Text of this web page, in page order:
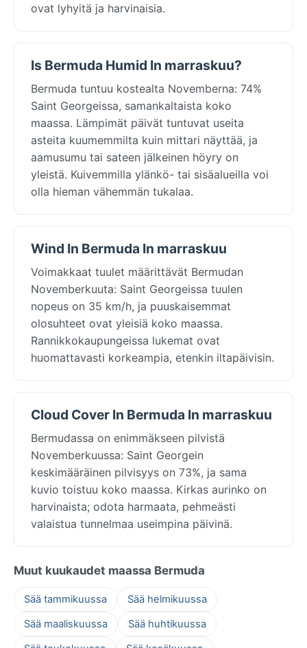
ovat lyhyitä ja harvinaisia.
Is Bermuda Humid In marraskuu?
Bermuda tuntuu kostealta Novemberna: 74%
Saint Georgeissa, samankaltaista koko
maassa. Lämpimät päivät tuntuvat useita
asteita kuumemmilta kuin mittari näyttää, ja
aamusumu tai sateen jälkeinen höyry on
yleistä. Kuivemmilla ylänkö- tai sisäalueilla voi
olla hieman vähemmän tukalaa.
Wind In Bermuda In marraskuu
Voimakkaat tuulet määrittävät Bermudan
Novemberkuuta: Saint Georgeissa tuulen
nopeus on 35 km/h, ja puuskaisemmat
olosuhteet ovat yleisiä koko maassa.
Rannikkokaupungeissa lukemat ovat
huomattavasti korkeampia, etenkin iltapäivisin.
Cloud Cover In Bermuda In marraskuu
Bermudassa on enimmäkseen pilvistä
Novemberkuussa: Saint Georgein
keskimääräinen pilvisyys on 73%, ja sama
kuvio toistuu koko maassa. Kirkas aurinko on
harvinaista; odota harmaata, pehmeästi
valaistua tunnelmaa useimpina päivinä.
Muut kuukaudet maassa Bermuda
Sää tammikuussa
Sää helmikuussa
Sää maaliskuussa
Sää huhtikuussa